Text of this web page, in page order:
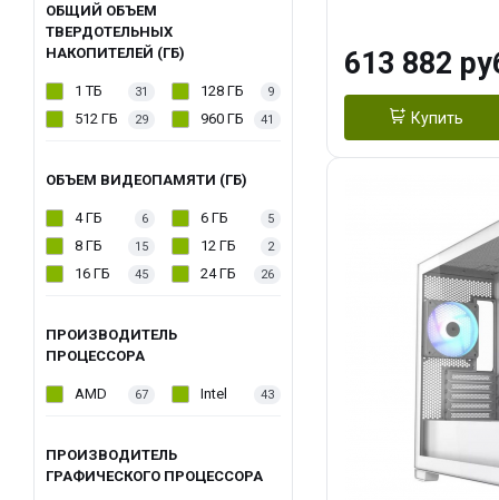
ОБЩИЙ ОБЪЕМ
ТВЕРДОТЕЛЬНЫХ
НАКОПИТЕЛЕЙ (ГБ)
1 ТБ 31 128 ГБ 9
512 ГБ 29 960 ГБ 41
ОБЪЕМ ВИДЕОПАМЯТИ (ГБ)
4 ГБ 6 6 ГБ 5
8 ГБ 15 12 ГБ 2
16 ГБ 45 24 ГБ 26
ПРОИЗВОДИТЕЛЬ
ПРОЦЕССОРА
AMD 67 Intel 43
ПРОИЗВОДИТЕЛЬ
ГРАФИЧЕСКОГО ПРОЦЕССОРА
Turbo/ 960 ГБ
613 882
Купить